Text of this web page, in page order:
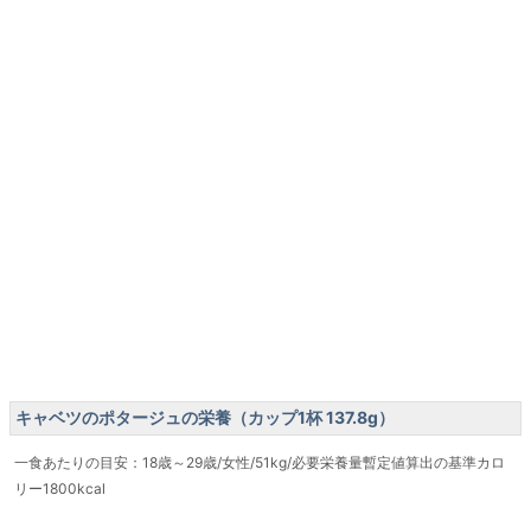
キャベツのポタージュの栄養（カップ1杯 137.8g）
一食あたりの目安：18歳～29歳/女性/51kg/必要栄養量暫定値算出の基準カロ
リー1800kcal